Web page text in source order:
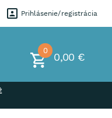
Prihlásenie registrácia
0
0,00 €